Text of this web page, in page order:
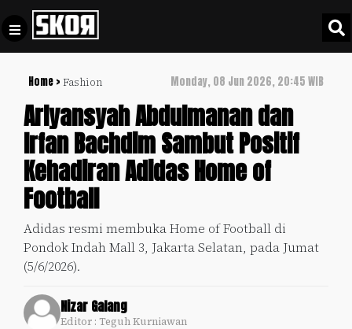
Home > Fashion Monday, 08 Jun 2026, 20:45 WIB
Arlyansyah Abdulmanan dan
Irfan Bachdim Sambut Positif
Kehadiran Adidas Home of
Football
Adidas resmi membuka Home of Football di
Pondok Indah Mall 3, Jakarta Selatan, pada Jumat
(5/6/2026).
Nizar Galang
Editor : Teguh Kurniawan
Football +
Culture +
Sports
Update
+
Timnas
Indonesia
SKOR
SPECIAL
Policy
Pedoman
Pemberitaan
Media
Siber
Disclaimer
Tentang